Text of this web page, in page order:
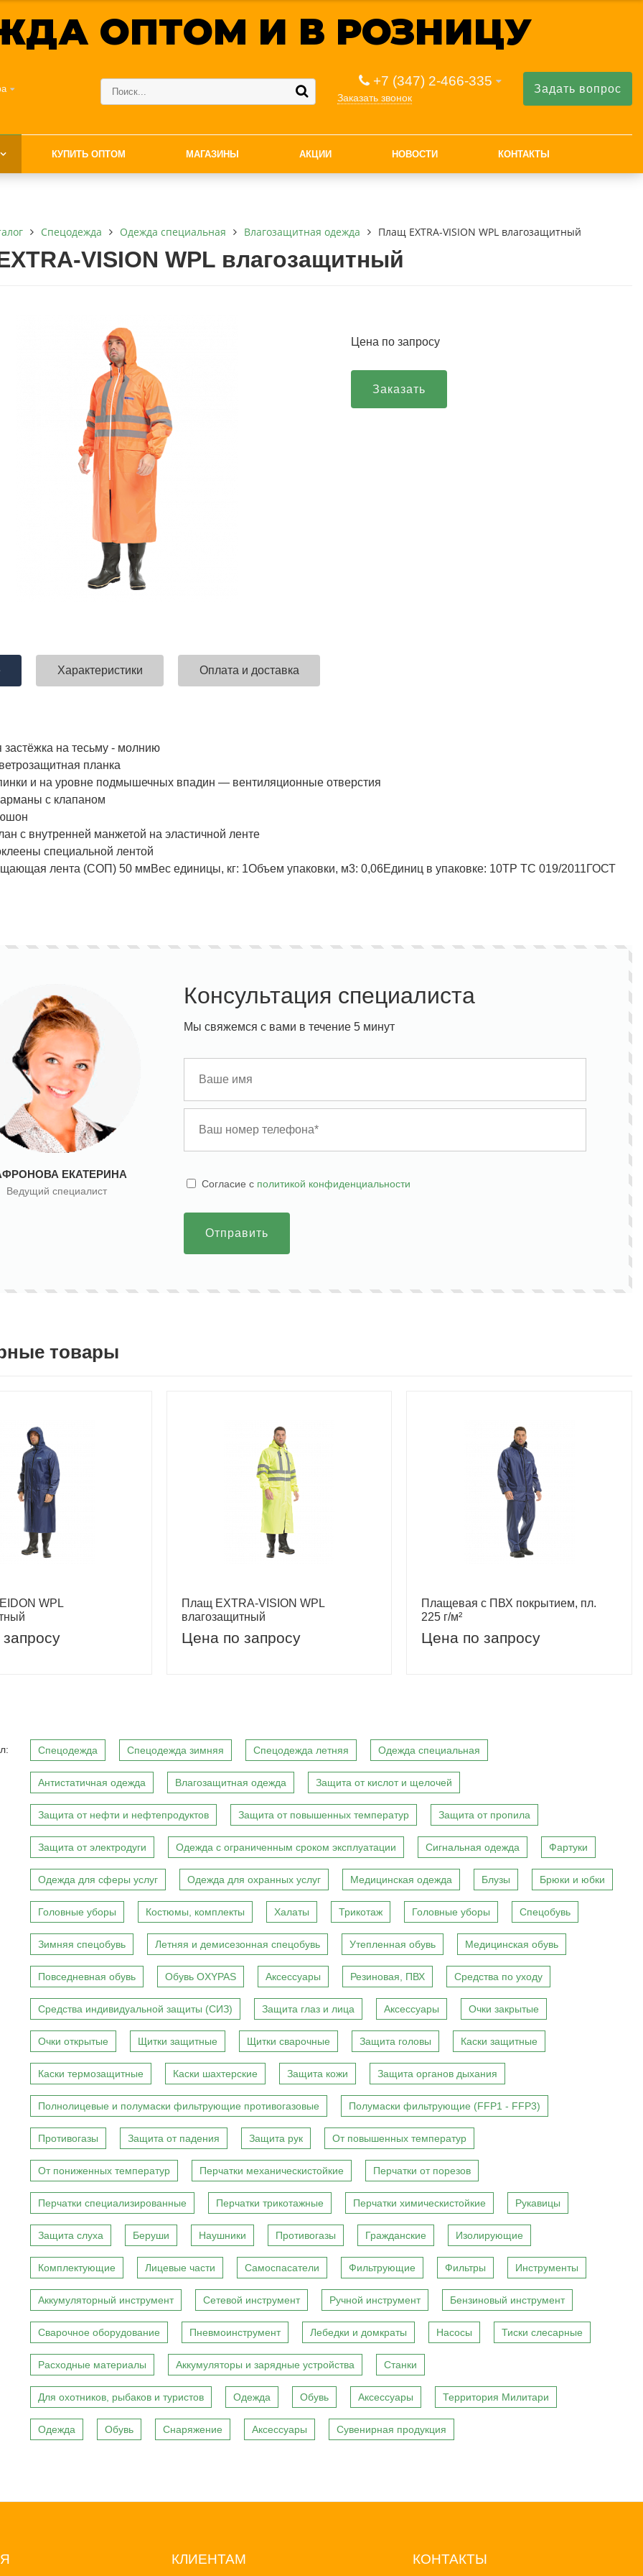
ОПТОМ И В РОЗНИЦУ
+7 (347) 2-466-335
Заказать звонок
Задать вопрос
КУПИТЬ ОПТОМ МАГАЗИНЫ АКЦИИ НОВОСТИ КОНТАКТЫ
Спецодежда Одежда специальная Влагозащитная одежда Плащ EXTRA-VISION WPL влагозащитный
VISION WPL влагозащитный
Цена по запросу
Заказать
Характеристики Оплата и доставка
застёжка на тесьму - молнию
планка
и на уровне подмышечных впадин — вентиляционные отверстия
с клапаном
с внутренней манжетой на эластичной ленте
специальной лентой
лента (СОП) 50 ммВес единицы, кг: 1Объем упаковки, м3: 0,06Единиц в упаковке: 10ТР ТС 019/2011ГОСТ
ЕКАТЕРИНА
Ведущий специалист
Консультация специалиста
Мы свяжемся с вами в течение 5 минут
Cогласие с политикой конфиденциальности
Отправить
товары
WPL
Плащ EXTRA-VISION WPL
влагозащитный
Цена по запросу
Плащевая с ПВХ покрытием, пл.
225 г/м²
Цена по запросу
Спецодежда Спецодежда зимняя Спецодежда летняя Одежда специальная
Антистатичная одежда Влагозащитная одежда Защита от кислот и щелочей
Защита от нефти и нефтепродуктов Защита от повышенных температур Защита от пропила
Защита от электродуги Одежда с ограниченным сроком эксплуатации Сигнальная одежда Фартуки
Одежда для сферы услуг Одежда для охранных услуг Медицинская одежда Блузы Брюки и юбки
Головные уборы Костюмы, комплекты Халаты Трикотаж Головные уборы Спецобувь
Зимняя спецобувь Летняя и демисезонная спецобувь Утепленная обувь Медицинская обувь
Повседневная обувь Обувь OXYPAS Аксессуары Резиновая, ПВХ Средства по уходу
Средства индивидуальной защиты (СИЗ) Защита глаз и лица Аксессуары Очки закрытые
Очки открытые Щитки защитные Щитки сварочные Защита головы Каски защитные
Каски термозащитные Каски шахтерские Защита кожи Защита органов дыхания
Полнолицевые и полумаски фильтрующие противогазовые Полумаски фильтрующие (FFP1 - FFP3)
Противогазы Защита от падения Защита рук От повышенных температур
От пониженных температур Перчатки механическистойкие Перчатки от порезов
Перчатки специализированные Перчатки трикотажные Перчатки химическистойкие Рукавицы
Защита слуха Беруши Наушники Противогазы Гражданские Изолирующие
Комплектующие Лицевые части Самоспасатели Фильтрующие Фильтры Инструменты
Аккумуляторный инструмент Сетевой инструмент Ручной инструмент Бензиновый инструмент
Сварочное оборудование Пневмоинструмент Лебедки и домкраты Насосы Тиски слесарные
Расходные материалы Аккумуляторы и зарядные устройства Станки
Для охотников, рыбаков и туристов Одежда Обувь Аксессуары Территория Милитари
Одежда Обувь Снаряжение Аксессуары Сувенирная продукция
КЛИЕНТАМ КОНТАКТЫ